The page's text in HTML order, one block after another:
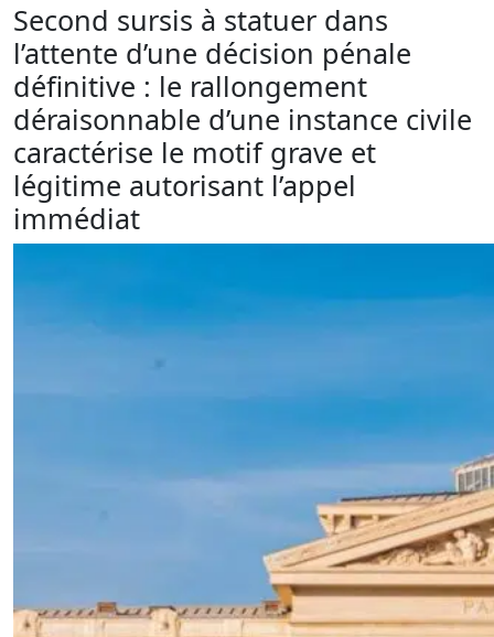
Second sursis à statuer dans
l’attente d’une décision pénale
définitive : le rallongement
déraisonnable d’une instance civile
caractérise le motif grave et
légitime autorisant l’appel
immédiat